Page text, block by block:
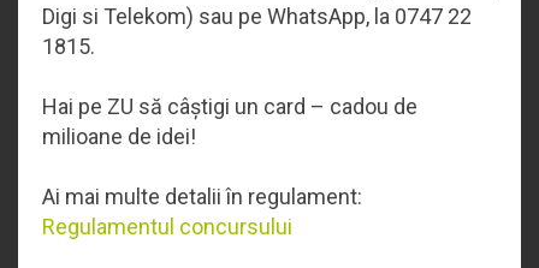
Digi si Telekom) sau pe WhatsApp, la 0747 22
1815.
Hai pe ZU să câștigi un card – cadou de
milioane de idei!
Ai mai multe detalii în regulament:
Regulamentul concursului